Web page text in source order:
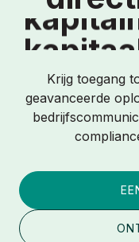
Krijg toegang
geavanceerde